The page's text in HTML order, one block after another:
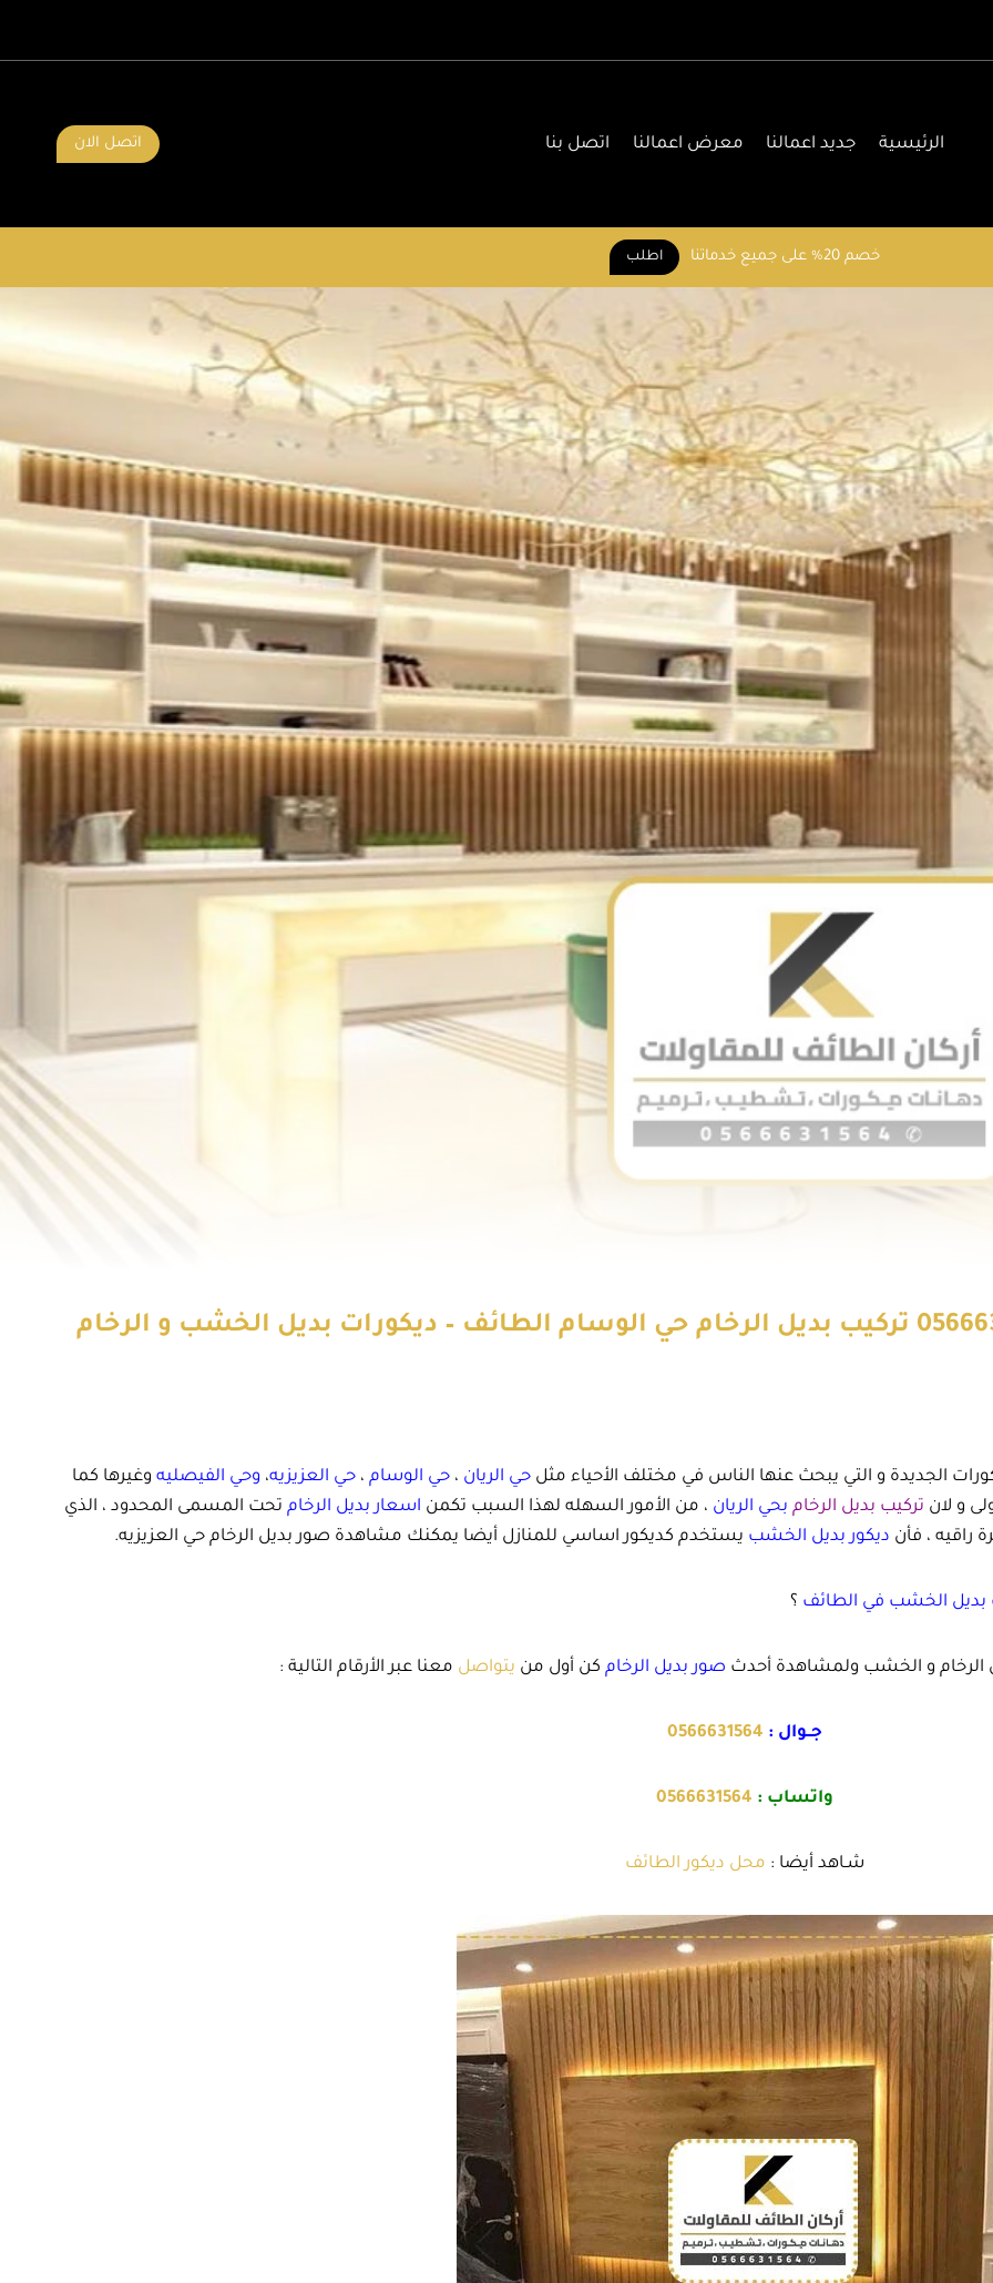
الرئيسية جديد اعمالنا معرض اعمالنا اتصل بنا اتصل الان
خصم 20% على جميع خدماتنا اطلب
ديكور بديل الخشب بالطائف ت: 0566631564 تركيب بديل الرخام حي الوسام الطائف – ديكورات بديل الخشب و الرخام
الجديدة و التي يبحث عنها الناس في مختلف الأحياء مثل حي الريان ، حي الوسام ، حي العزيزيه، وحي الفيصليه وغيرها كما
و لان تركيب بديل الرخام بحي الريان ، من الأمور السهله لهذا السبب تكمن اسعار بديل الرخام تحت المسمى المحدود ، الذي
راقيه ، فأن ديكور بديل الخشب يستخدم كديكور اساسي للمنازل أيضا يمكنك مشاهدة صور بديل الرخام حي العزيزيه.
بديل الخشب في الطائف ؟
الرخام و الخشب ولمشاهدة أحدث صور بديل الرخام كن أول من يتواصل معنا عبر الأرقام التالية :
جــوال : 0566631564
واتساب : 0566631564
شـاهد أيضا : محل ديكور الطائف